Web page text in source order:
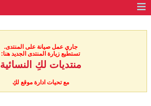
جاري عمل صيانة على المنتدى.
تستطيع زيارة المنتدى الجديد هنا:
منتديات لكِ النسائية
مع تحيات ادارة موقع لكِ